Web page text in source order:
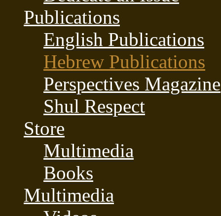
Publications
English Publications
Hebrew Publications
Perspectives Magazine
Shul Respect
Store
Multimedia
Books
Multimedia